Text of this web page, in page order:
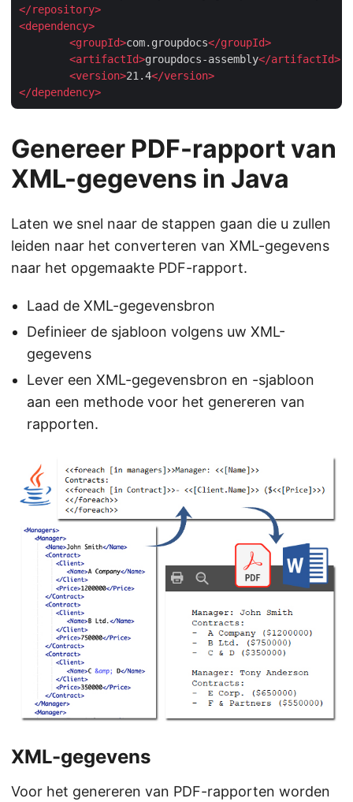
</repository>
<dependency>
<groupId>com.groupdocs</groupId>
<artifactId>groupdocs-assembly</artifactId>
<version>21.4</version>
</dependency>
Genereer PDF-rapport van
XML-gegevens in Java
Laten we snel naar de stappen gaan die u zullen
leiden naar het converteren van XML-gegevens
naar het opgemaakte PDF-rapport.
Laad de XML-gegevensbron
Definieer de sjabloon volgens uw XML-
gegevens
Lever een XML-gegevensbron en -sjabloon
aan een methode voor het genereren van
rapporten.
XML-gegevens
Voor het genereren van PDF-rapporten worden